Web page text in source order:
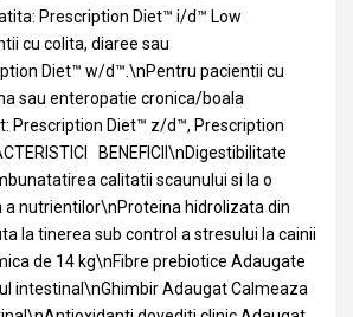
Prescription Diet™ i/d™ Low
cu colita, diaree sau
Diet™ w/d™.\nPentru pacientii cu
sau enteropatie cronica/boala
Prescription Diet™ z/d™, Prescription
BENEFICII\nDigestibilitate
calitatii scaunului si la o
a nutrientilor\nProteina hidrolizata din
la tinerea sub control a stresului la cainii
de 14 kg\nFibre prebiotice Adaugate
intestinal\nGhimbir Adaugat Calmeaza